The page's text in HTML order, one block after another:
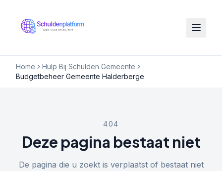
Home
Hulp Bij Schulden Gemeente
Budgetbeheer Gemeente Halderberge
404
Deze pagina bestaat niet
De pagina die u zoekt is verplaatst of bestaat niet